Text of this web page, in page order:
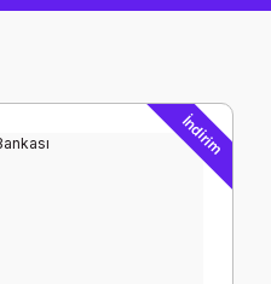
İndirim